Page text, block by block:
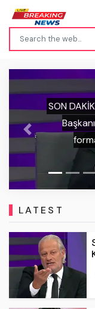
SON
gibi
Previous
LATEST